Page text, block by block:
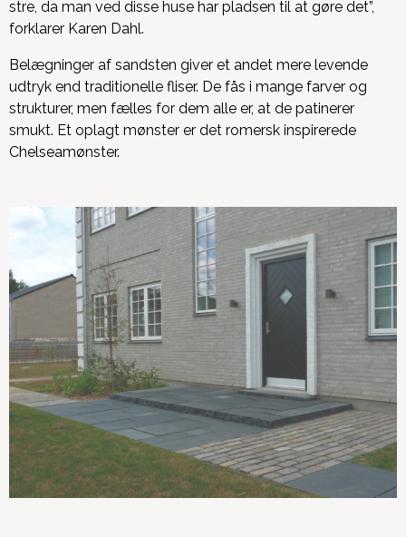
stre, da man ved disse huse har pladsen til at gøre det”,
forklarer Karen Dahl.
Belægninger af sandsten giver et andet mere levende
udtryk end traditionelle fliser. De fås i mange farver og
strukturer, men fælles for dem alle er, at de patinerer
smukt. Et oplagt mønster er det romersk inspirerede
Chelseamønster.